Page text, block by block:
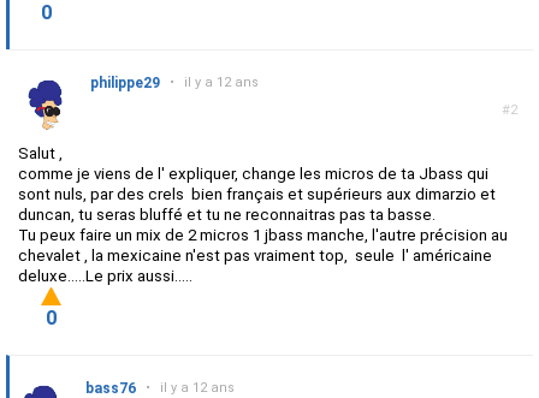
0
#2
philippe29 • il y a 12 ans
Salut ,
comme je viens de l' expliquer, change les micros de ta Jbass qui
sont nuls, par des crels bien français et supérieurs aux dimarzio et
duncan, tu seras bluffé et tu ne reconnaitras pas ta basse.
Tu peux faire un mix de 2 micros 1 jbass manche, l'autre précision au
chevalet , la mexicaine n'est pas vraiment top, seule l' américaine
deluxe.....Le prix aussi.....
0
bass76 • il y a 12 ans